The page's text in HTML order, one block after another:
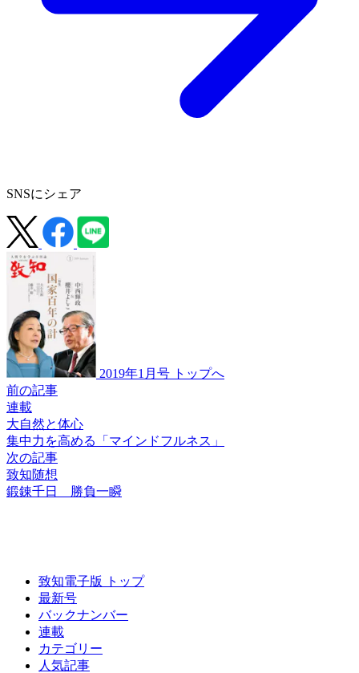
SNSにシェア
2019年1月号 トップへ
前の記事
連載
大自然と体心
集中力を高める
「マインドフルネス」
次の記事
致知随想
鍛錬千日 勝負一瞬
致知電子版 トップ
最新号
バックナンバー
連載
カテゴリー
人気記事